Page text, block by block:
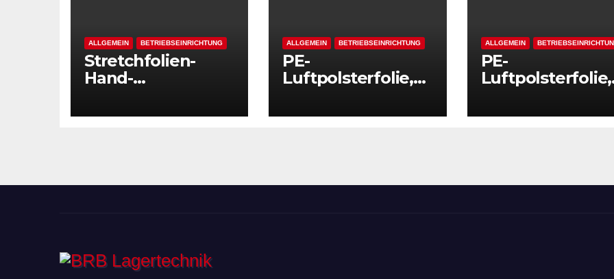
ALLGEMEIN BETRIEBSEINRICHTUNG
Stretchfolien-
Hand-
ALLGEMEIN BETRIEBSEINRICHTUNG
PE-
Luftpolsterfolie,
100 m x 500 mm,
ALLGEMEIN
PE-
Luftpolsterfolie,
100 m x 2000